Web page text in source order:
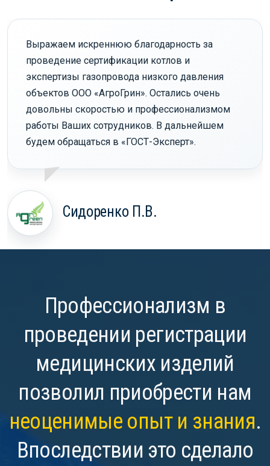
Выражаем искреннюю благодарность за
проведение сертификации котлов и
экспертизы газопровода низкого давления
объектов ООО «АгроГрин». Остались очень
довольны скоростью и профессионализмом
работы Ваших сотрудников. В дальнейшем
будем обращаться в «ГОСТ-Эксперт».
Сидоренко П.В.
Профессионализм в
проведении регистрации
медицинских изделий
позволил приобрести нам
неоценимые опыт и знания.
Впоследствии это сделало